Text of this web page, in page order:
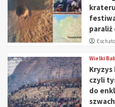
paraliż
Wielki
Kryzys
czyli
do